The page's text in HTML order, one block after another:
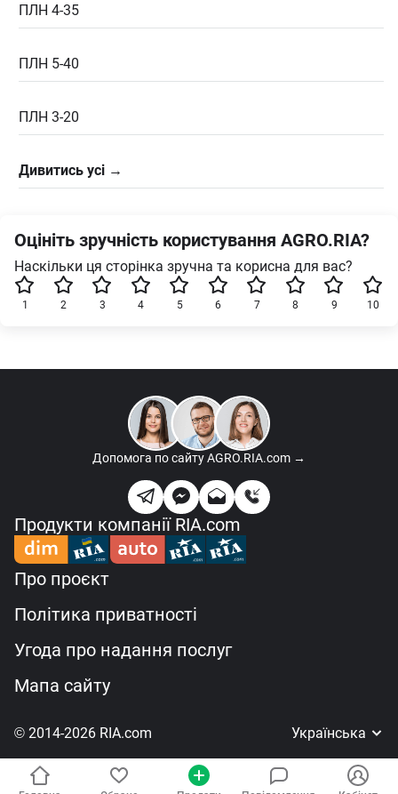
ПЛН 4-35
ПЛН 5-40
ПЛН 3-20
Дивитись усі →
Оцініть зручність користування AGRO.RIA?
Наскільки ця сторінка зручна та корисна для вас?
10
9
8
7
6
5
4
3
2
1
Допомога по сайтуAGRO.RIA.com →
Продукти компанії RIA.com
Про проєкт
Політика приватності
Угода про надання послуг
Мапа сайту
© 2014-2026 RIA.com Українська